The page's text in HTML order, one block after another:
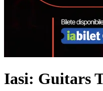
Iasi: Guitars